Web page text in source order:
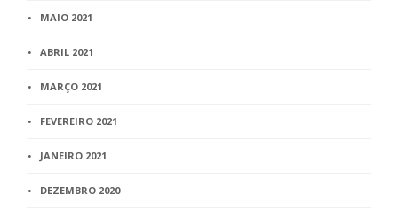
MAIO 2021
ABRIL 2021
MARÇO 2021
FEVEREIRO 2021
JANEIRO 2021
DEZEMBRO 2020